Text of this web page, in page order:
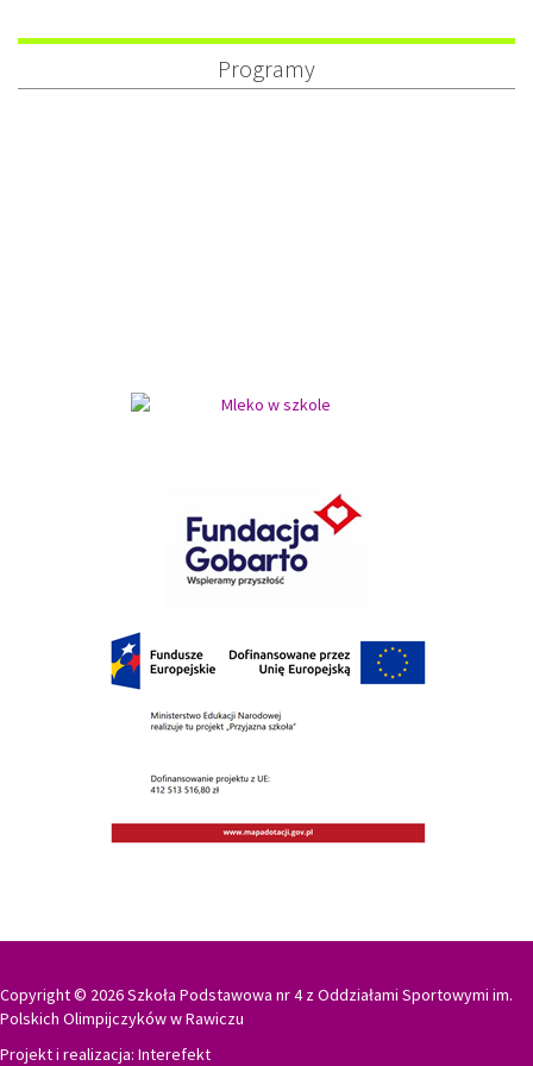
Programy
Copyright © 2026 Szkoła Podstawowa nr 4 z Oddziałami Sportowymi im.
Polskich Olimpijczyków w Rawiczu
Projekt i realizacja: Interefekt